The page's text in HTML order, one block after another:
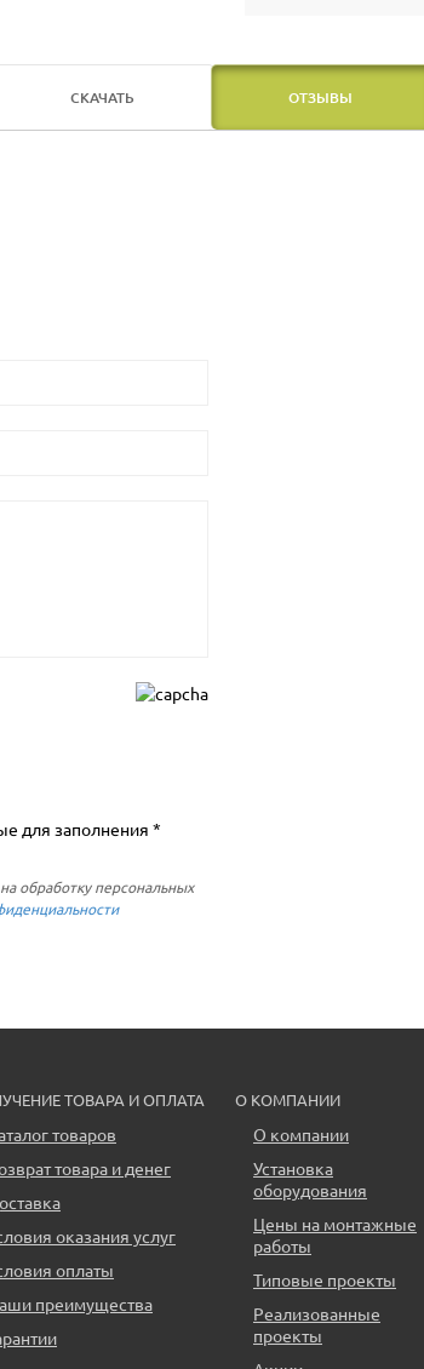
СКАЧАТЬ ОТЗЫВЫ
для заполнения *
на обработку персональных
ТОВАРА И ОПЛАТА
товаров
товара и денег
оказания услуг
оплаты
преимущества
О КОМПАНИИ
О компании
Установка
оборудования
Цены на монтажные
работы
Типовые проекты
Реализованные
проекты